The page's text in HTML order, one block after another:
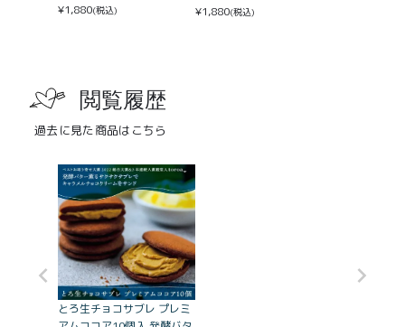
¥1,880(税込)
¥1,880(税込)
閲覧履歴
過去に見た商品はこちら
とろ生チョコサブレ プレミ